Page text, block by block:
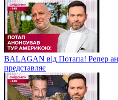
BALAGAN від Потапа! Репер
представляє